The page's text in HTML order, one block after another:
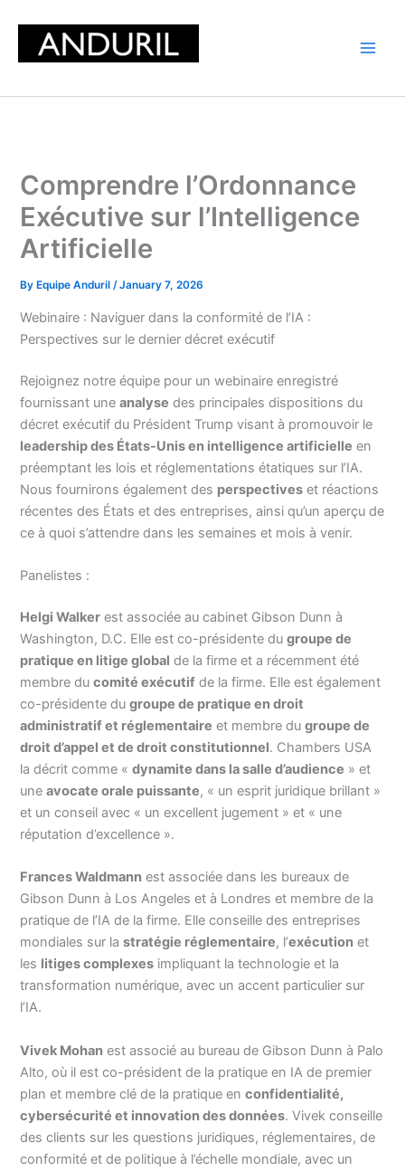
content
Comprendre l’Ordonnance
Exécutive sur l’Intelligence
Artificielle
By Equipe Anduril/January 7, 2026
Webinaire : Naviguer dans la conformité de l’IA :
Perspectives sur le dernier décret exécutif
Rejoignez notre équipe pour un webinaire enregistré
fournissant uneanalyse des principales dispositions du
décret exécutif du Président Trump visant à promouvoir le
leadership des États-Unis en intelligence artificielle en
préemptant les lois et réglementations étatiques sur l’IA.
Nous fournirons également des perspectives et réactions
récentes des États et des entreprises, ainsi qu’un aperçu de
ce à quoi s’attendre dans les semaines et mois à venir.
Panelistes :
Helgi Walker est associée au cabinet Gibson Dunn à
Washington, D.C. Elle est co-présidente dugroupe de
pratique en litige global de la firme et a récemment été
membre ducomité exécutif de la firme. Elle est également
co-présidente dugroupe de pratique en droit
administratif et réglementaire et membre dugroupe de
droit d’appel et de droit constitutionnel. Chambers USA
la décrit comme «dynamite dans la salle d’audience » et
uneavocate orale puissante, « un esprit juridique brillant »
et un conseil avec « un excellent jugement » et « une
réputation d’excellence ».
Frances Waldmann est associée dans les bureaux de
Gibson Dunn à Los Angeles et à Londres et membre de la
pratique de l’IA de la firme. Elle conseille des entreprises
mondiales sur lastratégie réglementaire, l’exécution et
les litiges complexes impliquant la technologie et la
transformation numérique, avec un accent particulier sur
l’IA.
Vivek Mohan est associé au bureau de Gibson Dunn à Palo
Alto, où il est co-président de la pratique en IA de premier
plan et membre clé de la pratique enconfidentialité,
cybersécurité et innovation des données. Vivek conseille
des clients sur les questions juridiques, réglementaires, de
conformité et de politique à l’échelle mondiale, avec un